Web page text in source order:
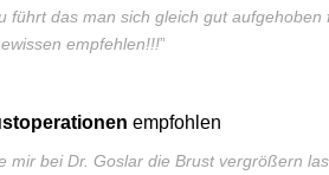
führt das man sich gleich gut
empfehlen!!!”
empfohlen
mir bei Dr. Goslar die Brust vergrößern